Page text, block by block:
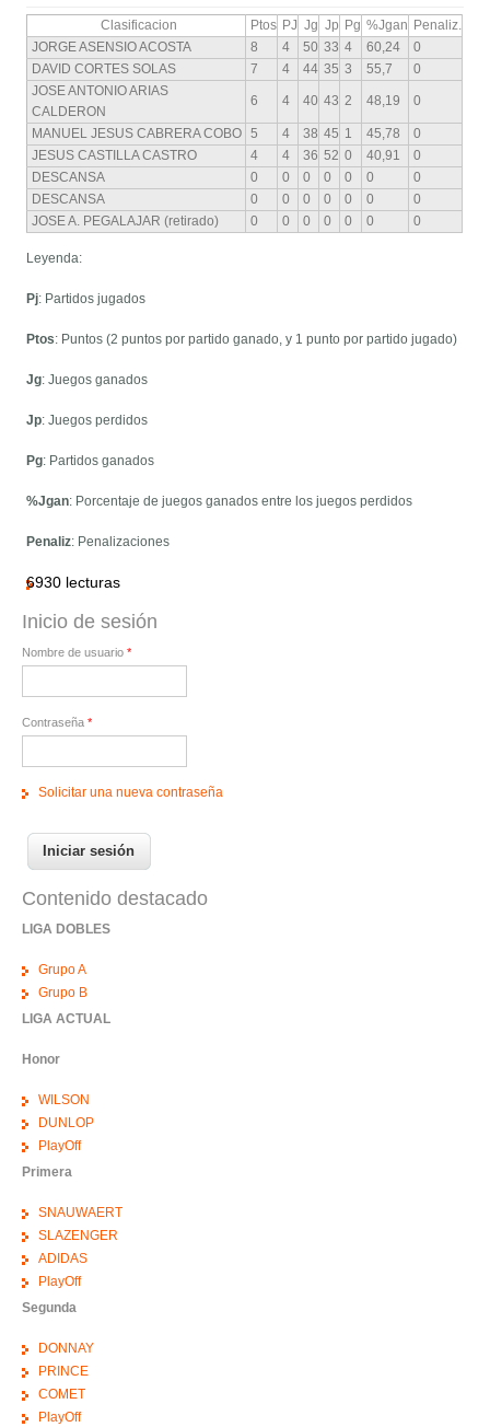
Clasificacion Ptos PJ Jg Jp Pg %Jgan Penaliz.
JORGE ASENSIO ACOSTA
8 4 50 33 4 60,24
0
DAVID CORTES SOLAS
7 4 44 35 3 55,7
0
JOSE ANTONIO ARIAS
CALDERON
6 4 40 43 2 48,19 0
MANUEL JESUS CABRERA COBO 5 4 38 45 1 45,78
0
JESUS CASTILLA CASTRO
4 4 36 52 0 40,91
0
DESCANSA
0 0 0 0 0 0
0
DESCANSA
0 0 0 0 0 0
0
JOSE A. PEGALAJAR (retirado)
0 0 0 0 0 0 0
Leyenda:
Pj: Partidos jugados
Ptos: Puntos (2 puntos por partido ganado, y 1 punto por partido jugado)
Jg: Juegos ganados
Jp: Juegos perdidos
Pg: Partidos ganados
%Jgan: Porcentaje de juegos ganados entre los juegos perdidos
Penaliz: Penalizaciones
6930 lecturas
Inicio de sesión
Nombre de usuario *
Contraseña *
Solicitar una nueva contraseña
Contenido destacado
LIGA DOBLES
Grupo A
Grupo B
LIGA ACTUAL
Honor
WILSON
DUNLOP
PlayOff
Primera
SNAUWAERT
SLAZENGER
ADIDAS
PlayOff
Segunda
DONNAY
PRINCE
COMET
PlayOff